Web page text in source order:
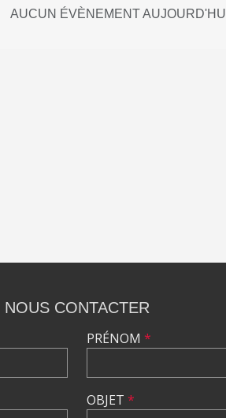
AUCUN ÉVÈNEMENT AUJOURD'HUI
NOUS CONTACTER
PRÉNOM *
OBJET *